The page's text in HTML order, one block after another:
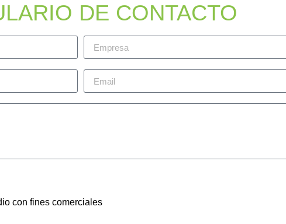
DE CONTACTO
con fines comerciales